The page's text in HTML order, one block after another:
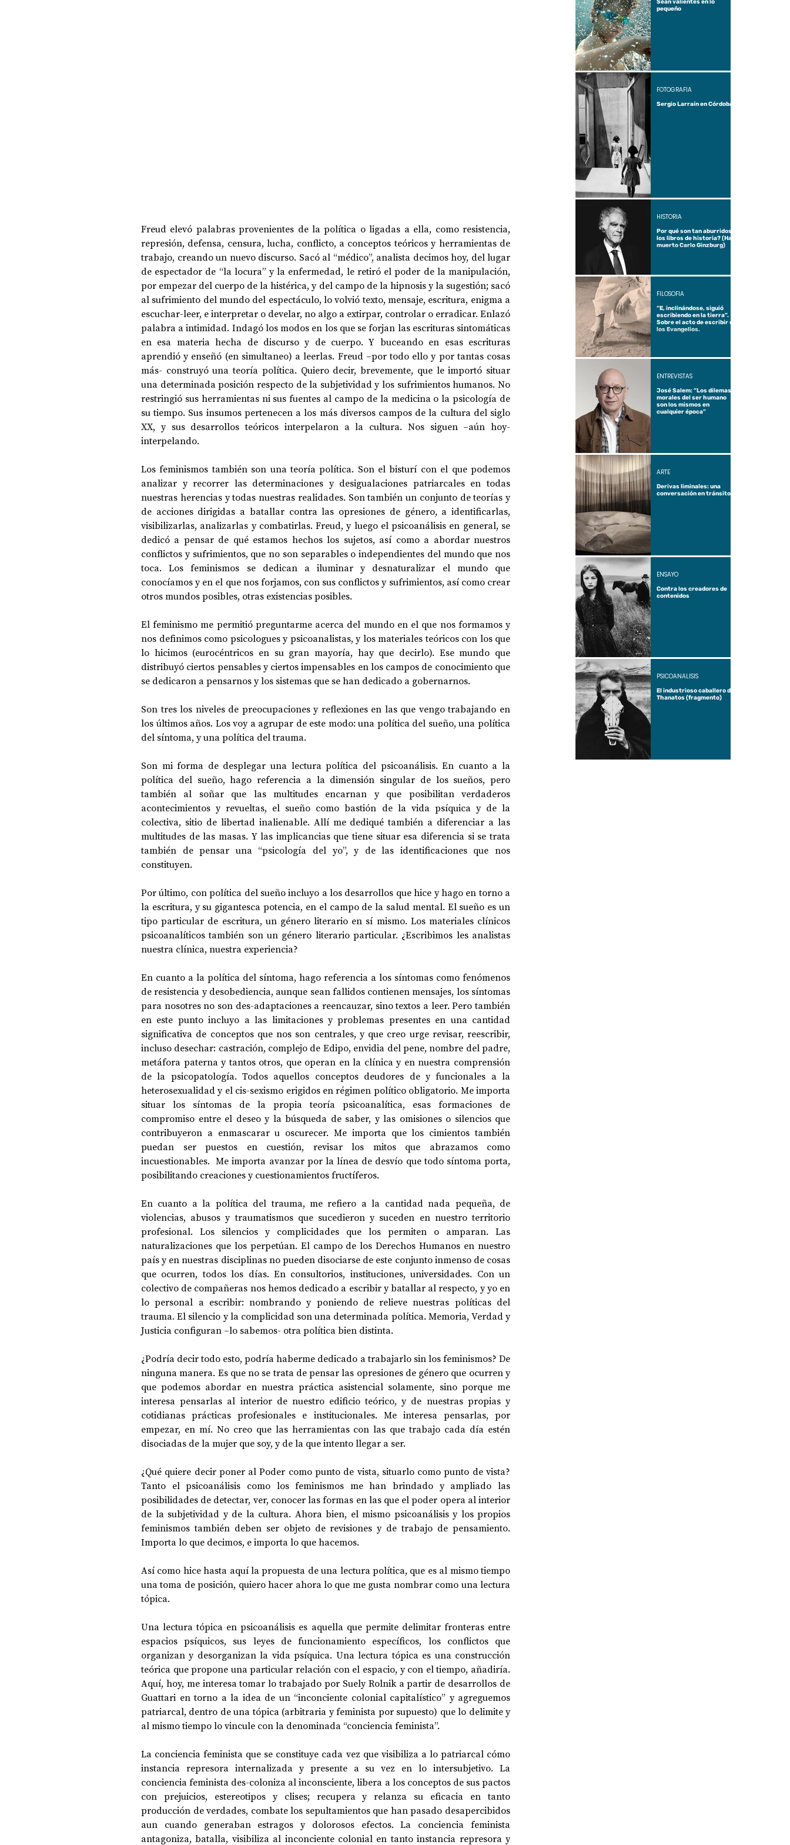
Freud elevó palabras provenientes de la política o ligadas a ella, como resistencia,
represión, defensa, censura, lucha, conflicto, a conceptos teóricos y herramientas de
trabajo, creando un nuevo discurso. Sacó al “médico”, analista decimos hoy, del lugar
de espectador de “la locura” y la enfermedad, le retiró el poder de la manipulación,
por empezar del cuerpo de la histérica, y del campo de la hipnosis y la sugestión; sacó
al sufrimiento del mundo del espectáculo, lo volvió texto, mensaje, escritura, enigma a
escuchar-leer, e interpretar o develar, no algo a extirpar, controlar o erradicar. Enlazó
palabra a intimidad. Indagó los modos en los que se forjan las escrituras sintomáticas
en esa materia hecha de discurso y de cuerpo. Y buceando en esas escrituras
aprendió y enseñó (en simultaneo) a leerlas. Freud –por todo ello y por tantas cosas
más- construyó una teoría política. Quiero decir, brevemente, que le importó situar
una determinada posición respecto de la subjetividad y los sufrimientos humanos. No
restringió sus herramientas ni sus fuentes al campo de la medicina o la psicología de
su tiempo. Sus insumos pertenecen a los más diversos campos de la cultura del siglo
XX, y sus desarrollos teóricos interpelaron a la cultura. Nos siguen –aún hoy-
interpelando.
Los feminismos también son una teoría política. Son el bisturí con el que podemos
analizar y recorrer las determinaciones y desigualaciones patriarcales en todas
nuestras herencias y todas nuestras realidades. Son también un conjunto de teorías y
de acciones dirigidas a batallar contra las opresiones de género, a identificarlas,
visibilizarlas, analizarlas y combatirlas. Freud, y luego el psicoanálisis en general, se
dedicó a pensar de qué estamos hechos los sujetos, así como a abordar nuestros
conflictos y sufrimientos, que no son separables o independientes del mundo que nos
toca. Los feminismos se dedican a iluminar y desnaturalizar el mundo que
conocíamos y en el que nos forjamos, con sus conflictos y sufrimientos, así como crear
otros mundos posibles, otras existencias posibles.
El feminismo me permitió preguntarme acerca del mundo en el que nos formamos y
nos definimos como psicologues y psicoanalistas, y los materiales teóricos con los que
lo hicimos (eurocéntricos en su gran mayoría, hay que decirlo). Ese mundo que
distribuyó ciertos pensables y ciertos impensables en los campos de conocimiento que
se dedicaron a pensarnos y los sistemas que se han dedicado a gobernarnos.
Son tres los niveles de preocupaciones y reflexiones en las que vengo trabajando en
los últimos años. Los voy a agrupar de este modo: una política del sueño, una política
del síntoma, y una política del trauma.
Son mi forma de desplegar una lectura política del psicoanálisis. En cuanto a la
política del sueño, hago referencia a la dimensión singular de los sueños, pero
también al soñar que las multitudes encarnan y que posibilitan verdaderos
acontecimientos y revueltas, el sueño como bastión de la vida psíquica y de la
colectiva, sitio de libertad inalienable. Allí me dediqué también a diferenciar a las
multitudes de las masas. Y las implicancias que tiene situar esa diferencia si se trata
también de pensar una “psicología del yo”, y de las identificaciones que nos
constituyen.
Por último, con política del sueño incluyo a los desarrollos que hice y hago en torno a
la escritura, y su gigantesca potencia, en el campo de la salud mental. El sueño es un
tipo particular de escritura, un género literario en sí mismo. Los materiales clínicos
psicoanalíticos también son un género literario particular. ¿Escribimos les analistas
nuestra clínica, nuestra experiencia?
En cuanto a la política del síntoma, hago referencia a los síntomas como fenómenos
de resistencia y desobediencia, aunque sean fallidos contienen mensajes, los síntomas
para nosotres no son des-adaptaciones a reencauzar, sino textos a leer. Pero también
en este punto incluyo a las limitaciones y problemas presentes en una cantidad
significativa de conceptos que nos son centrales, y que creo urge revisar, reescribir,
incluso desechar: castración, complejo de Edipo, envidia del pene, nombre del padre,
metáfora paterna y tantos otros, que operan en la clínica y en nuestra comprensión
de la psicopatología. Todos aquellos conceptos deudores de y funcionales a la
heterosexualidad y el cis-sexismo erigidos en régimen político obligatorio. Me importa
situar los síntomas de la propia teoría psicoanalítica, esas formaciones de
compromiso entre el deseo y la búsqueda de saber, y las omisiones o silencios que
contribuyeron a enmascarar u oscurecer. Me importa que los cimientos también
puedan ser puestos en cuestión, revisar los mitos que abrazamos como
incuestionables.  Me importa avanzar por la línea de desvío que todo síntoma porta,
posibilitando creaciones y cuestionamientos fructíferos.
En cuanto a la política del trauma, me refiero a la cantidad nada pequeña, de
violencias, abusos y traumatismos que sucedieron y suceden en nuestro territorio
profesional. Los silencios y complicidades que los permiten o amparan. Las
naturalizaciones que los perpetúan. El campo de los Derechos Humanos en nuestro
país y en nuestras disciplinas no pueden disociarse de este conjunto inmenso de cosas
que ocurren, todos los días. En consultorios, instituciones, universidades. Con un
colectivo de compañeras nos hemos dedicado a escribir y batallar al respecto, y yo en
lo personal a escribir: nombrando y poniendo de relieve nuestras políticas del
trauma. El silencio y la complicidad son una determinada política. Memoria, Verdad y
Justicia configuran –lo sabemos- otra política bien distinta.
¿Podría decir todo esto, podría haberme dedicado a trabajarlo sin los feminismos? De
ninguna manera. Es que no se trata de pensar las opresiones de género que ocurren y
que podemos abordar en nuestra práctica asistencial solamente, sino porque me
interesa pensarlas al interior de nuestro edificio teórico, y de nuestras propias y
cotidianas prácticas profesionales e institucionales. Me interesa pensarlas, por
empezar, en mí. No creo que las herramientas con las que trabajo cada día estén
disociadas de la mujer que soy, y de la que intento llegar a ser.
¿Qué quiere decir poner al Poder como punto de vista, situarlo como punto de vista?
Tanto el psicoanálisis como los feminismos me han brindado y ampliado las
posibilidades de detectar, ver, conocer las formas en las que el poder opera al interior
de la subjetividad y de la cultura. Ahora bien, el mismo psicoanálisis y los propios
feminismos también deben ser objeto de revisiones y de trabajo de pensamiento.
Importa lo que decimos, e importa lo que hacemos.
Así como hice hasta aquí la propuesta de una lectura política, que es al mismo tiempo
una toma de posición, quiero hacer ahora lo que me gusta nombrar como una lectura
tópica.
Una lectura tópica en psicoanálisis es aquella que permite delimitar fronteras entre
espacios psíquicos, sus leyes de funcionamiento específicos, los conflictos que
organizan y desorganizan la vida psíquica. Una lectura tópica es una construcción
teórica que propone una particular relación con el espacio, y con el tiempo, añadiría.
Aquí, hoy, me interesa tomar lo trabajado por Suely Rolnik a partir de desarrollos de
Guattari en torno a la idea de un “inconciente colonial capitalístico” y agreguemos
patriarcal, dentro de una tópica (arbitraria y feminista por supuesto) que lo delimite y
al mismo tiempo lo vincule con la denominada “conciencia feminista”.
La conciencia feminista que se constituye cada vez que visibiliza a lo patriarcal cómo
instancia represora internalizada y presente a su vez en lo intersubjetivo. La
conciencia feminista des-coloniza al inconsciente, libera a los conceptos de sus pactos
con prejuicios, estereotipos y clises; recupera y relanza su eficacia en tanto
producción de verdades, combate los sepultamientos que han pasado desapercibidos
aun cuando generaban estragos y dolorosos efectos. La conciencia feminista
antagoniza, batalla, visibiliza al inconciente colonial en tanto instancia represora y
Sean valientes en lo
pequeño
Sergio Larraín en Córdoba
FOTOGRAFÍA
Por qué son tan aburridos
los libros de historia? (Ha
muerto Carlo Ginzburg)
HISTORIA
“E, inclinándose, siguió
escribiendo en la tierra”.
Sobre el acto de escribir en
los Evangelios.
FILOSOFÍA
José Salem: “Los dilemas
morales del ser humano
son los mismos en
cualquier época”
ENTREVISTAS
Derivas liminales: una
conversación en tránsito
ARTE
Contra los creadores de
contenidos
ENSAYO
El industrioso caballero de
Thanatos (fragmento)
PSICOANÁLISIS